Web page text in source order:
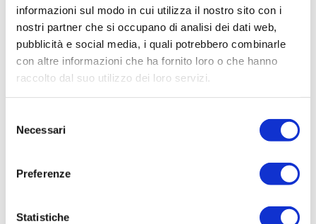
informazioni sul modo in cui utilizza il nostro sito con i
nostri partner che si occupano di analisi dei dati web,
pubblicità e social media, i quali potrebbero combinarle
con altre informazioni che ha fornito loro o che hanno
raccolto dal suo utilizzo dei loro servizi.
delNecessari
Preferenze
Statistiche
Elenco operatori invitati:
Codice Fiscale:
Procedura di scelta:
Affidamento ai sensi del Regolamento Generale
DARIO INNOCENTI - cod. fisc.
Importo Aggiudicazione:
Tempi di completamento: